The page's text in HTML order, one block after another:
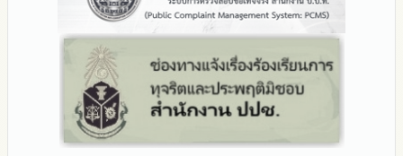
รายงานผลการดำเนินการป้องกันการทุจริตประจำปี
2568
2565
2564
2563
มาตราการให้ผู้มีส่วนได้ส่วนเสียมีส่วนร่วม